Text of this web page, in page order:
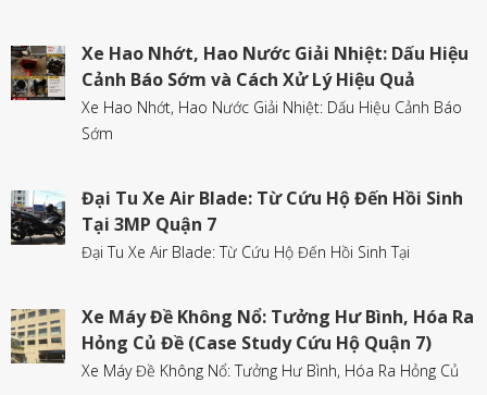
Xe Hao Nhớt, Hao Nước Giải Nhiệt: Dấu Hiệu
Cảnh Báo Sớm và Cách Xử Lý Hiệu Quả
Xe Hao Nhớt, Hao Nước Giải Nhiệt: Dấu Hiệu Cảnh Báo
Sớm
Đại Tu Xe Air Blade: Từ Cứu Hộ Đến Hồi Sinh
Tại 3MP Quận 7
Đại Tu Xe Air Blade: Từ Cứu Hộ Đến Hồi Sinh Tại
Xe Máy Đề Không Nổ: Tưởng Hư Bình, Hóa Ra
Hỏng Củ Đề (Case Study Cứu Hộ Quận 7)
Xe Máy Đề Không Nổ: Tưởng Hư Bình, Hóa Ra Hỏng Củ